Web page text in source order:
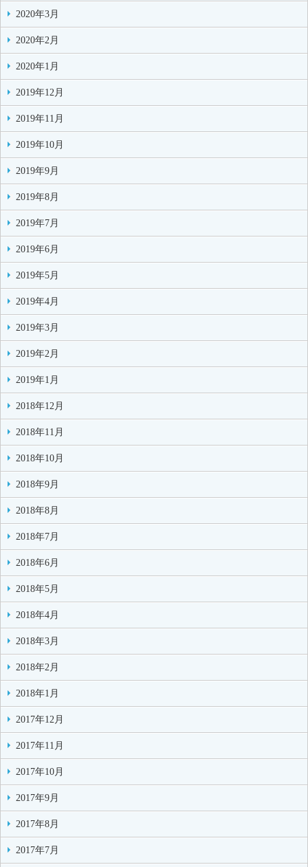
2020年3月
2020年2月
2020年1月
2019年12月
2019年11月
2019年10月
2019年9月
2019年8月
2019年7月
2019年6月
2019年5月
2019年4月
2019年3月
2019年2月
2019年1月
2018年12月
2018年11月
2018年10月
2018年9月
2018年8月
2018年7月
2018年6月
2018年5月
2018年4月
2018年3月
2018年2月
2018年1月
2017年12月
2017年11月
2017年10月
2017年9月
2017年8月
2017年7月